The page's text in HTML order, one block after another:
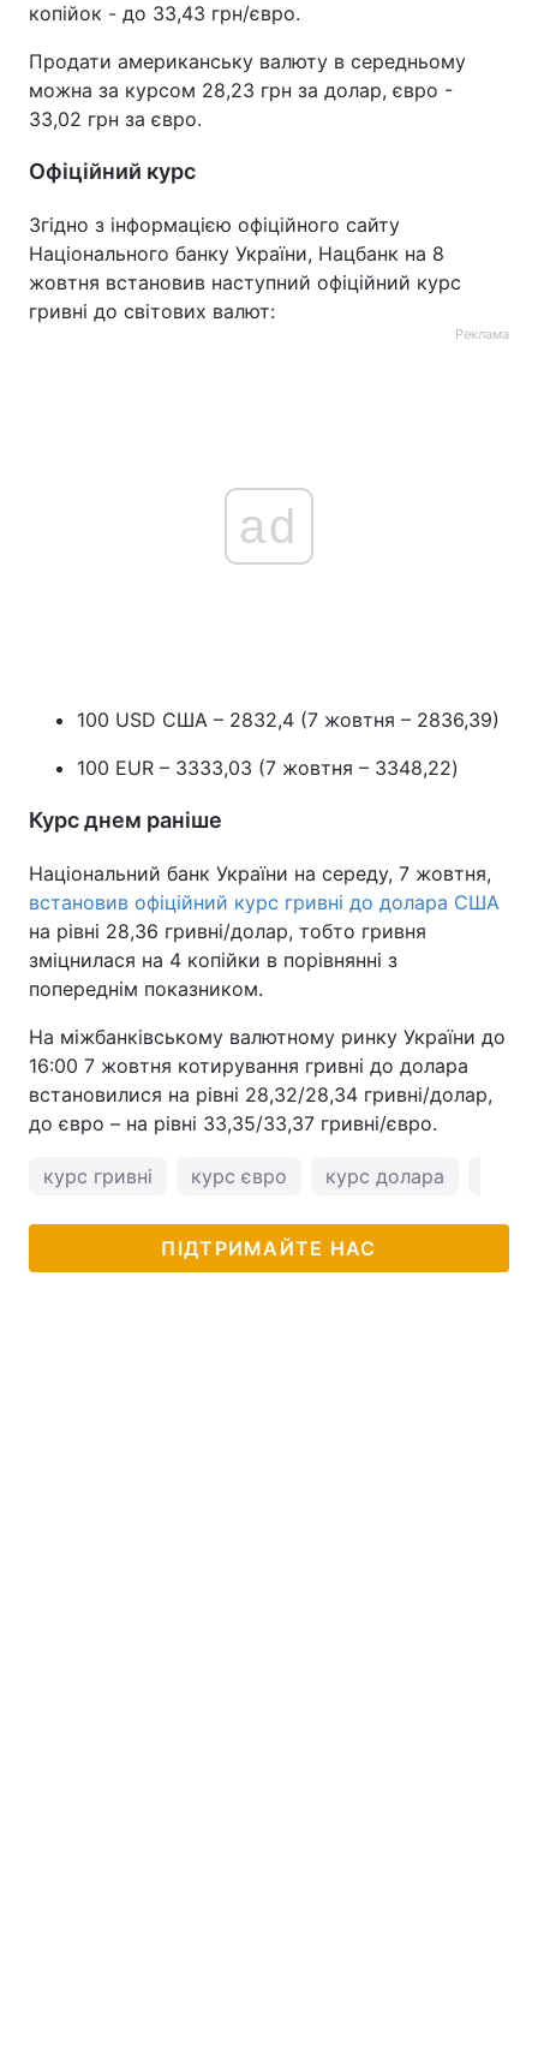
копійок - до 33,43 грн/євро.
Продати американську валюту в середньому
можна за курсом 28,23 грн за долар, євро -
33,02 грн за євро.
Офіційний курс
Згідно з інформацією офіційного сайту
Національного банку України, Нацбанк на 8
жовтня встановив наступний офіційний курс
гривні до світових валют:
Реклама
ad
100 USD США – 2832,4 (7 жовтня – 2836,39)
100 EUR – 3333,03 (7 жовтня – 3348,22)
Курс днем раніше
Національний банк України на середу, 7 жовтня,
встановив офіційний курс гривні до долара США
на рівні 28,36 гривні/долар, тобто гривня
зміцнилася на 4 копійки в порівнянні з
попереднім показником.
На міжбанківському валютному ринку України до
16:00 7 жовтня котирування гривні до долара
встановилися на рівні 28,32/28,34 гривні/долар,
до євро – на рівні 33,35/33,37 гривні/євро.
курс гривні курс євро курс долара
ПІДТРИМАЙТЕ НАС